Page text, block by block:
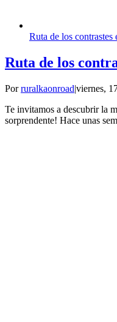
Ruta de los contrastes
Ruta de los
Porruralkaonroad|viernes,
Te invitamos a descubrir la
sorprendente! Hace unas